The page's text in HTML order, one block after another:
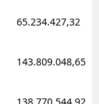
65.234.427,32
143.809.048,65